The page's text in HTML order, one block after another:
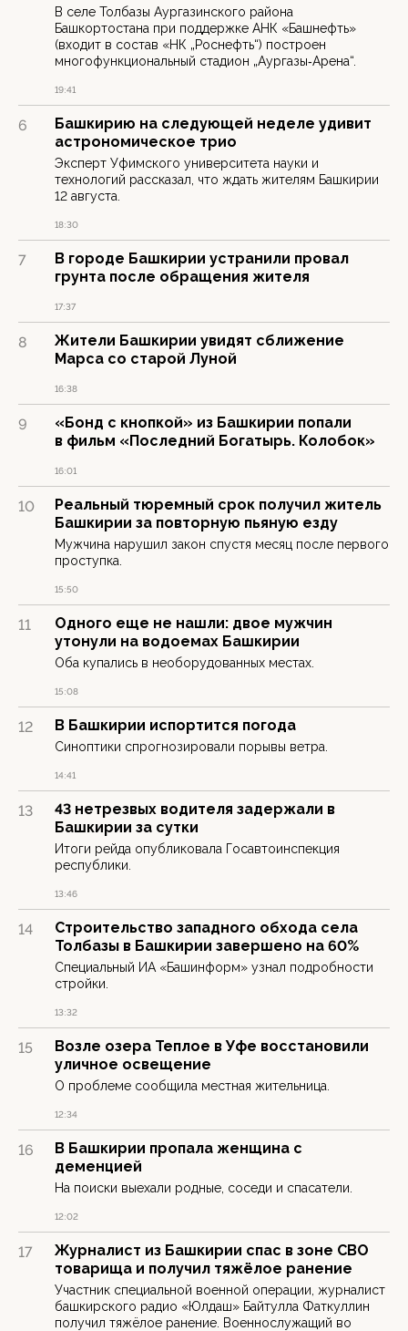
В селе Толбазы Аургазинского района
Башкортостана при поддержке АНК «Башнефть»
(входит в состав «НК „Роснефть“) построен
многофункциональный стадион „Аургазы‑Арена“.
19:41
6
Башкирию на следующей неделе удивит
астрономическое трио
Эксперт Уфимского университета науки и
технологий рассказал, что ждать жителям Башкирии
12 августа.
18:30
7
В городе Башкирии устранили провал
грунта после обращения жителя
17:37
8
Жители Башкирии увидят сближение
Марса со старой Луной
16:38
9
«Бонд с кнопкой» из Башкирии попали
в фильм «Последний Богатырь. Колобок»
16:01
10
Реальный тюремный срок получил житель
Башкирии за повторную пьяную езду
Мужчина нарушил закон спустя месяц после первого
проступка.
15:50
11
Одного еще не нашли: двое мужчин
утонули на водоемах Башкирии
Оба купались в необорудованных местах.
15:08
12 В Башкирии испортится погода
Синоптики спрогнозировали порывы ветра.
14:41
13
43 нетрезвых водителя задержали в
Башкирии за сутки
Итоги рейда опубликовала Госавтоинспекция
республики.
13:46
14
Строительство западного обхода села
Толбазы в Башкирии завершено на 60%
Специальный ИА «Башинформ» узнал подробности
стройки.
13:32
15
Возле озера Теплое в Уфе восстановили
уличное освещение
О проблеме сообщила местная жительница.
12:34
16
В Башкирии пропала женщина с
деменцией
На поиски выехали родные, соседи и спасатели.
12:02
17
Журналист из Башкирии спас в зоне СВО
товарища и получил тяжёлое ранение
Участник специальной военной операции, журналист
башкирского радио «Юлдаш» Байтулла Фаткуллин
получил тяжёлое ранение. Военнослужащий во